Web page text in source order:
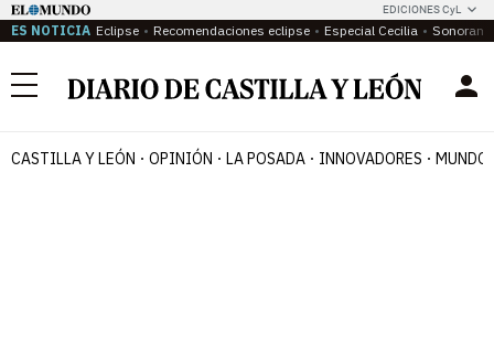
EDICIONES CyL
ES NOTICIA Eclipse Recomendaciones eclipse Especial Cecilia
Menú
CASTILLA Y LEÓN OPINIÓN LA POSADA INNOVADORES MUNDO